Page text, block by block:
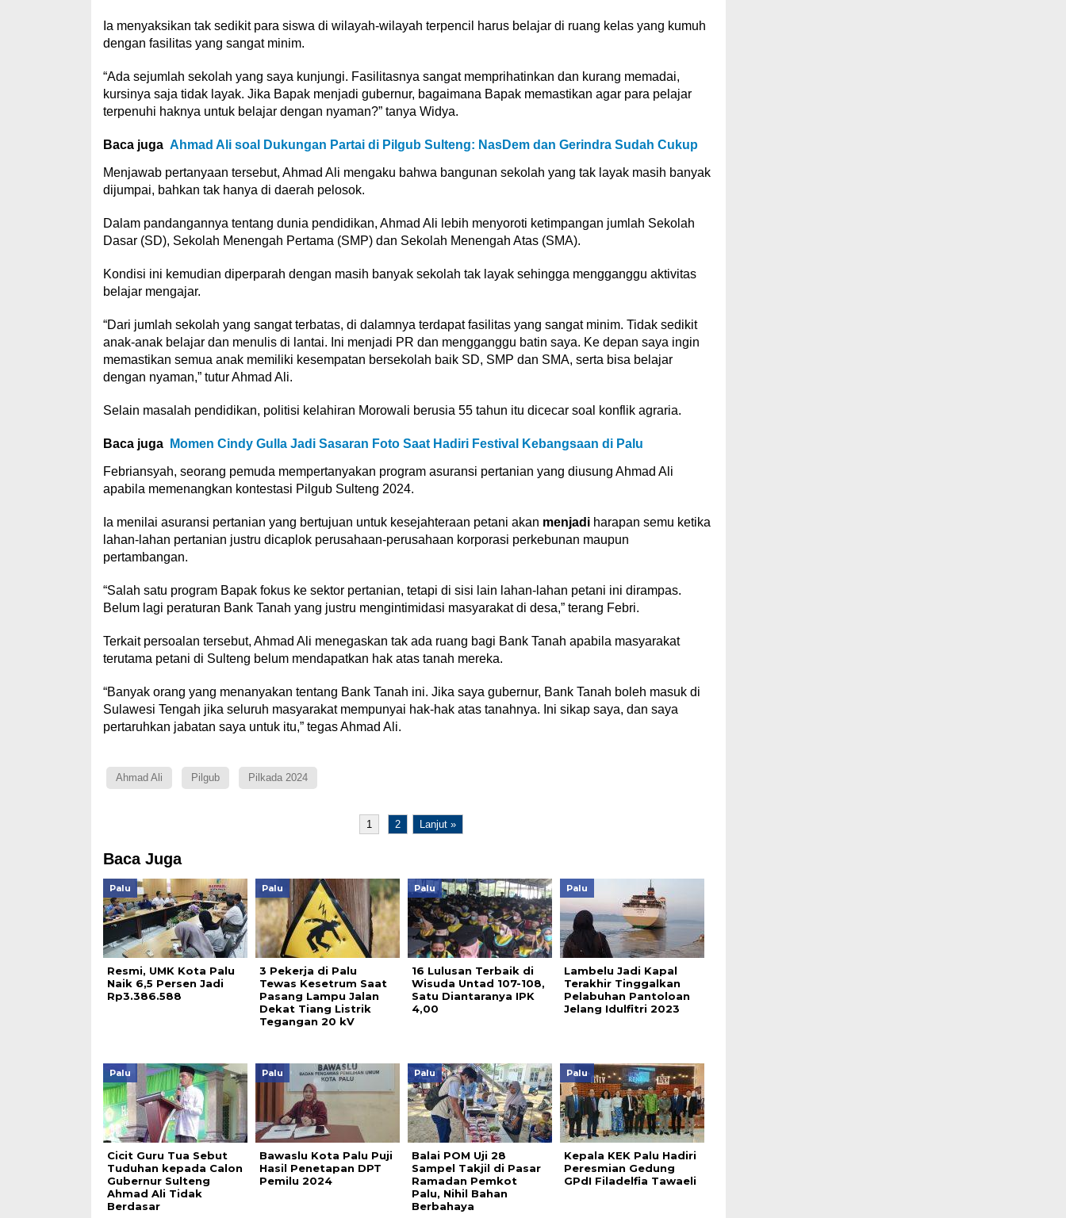
Ia menyaksikan tak sedikit para siswa di wilayah-wilayah terpencil harus belajar di ruang kelas yang kumuh
dengan fasilitas yang sangat minim.
“Ada sejumlah sekolah yang saya kunjungi. Fasilitasnya sangat memprihatinkan dan kurang memadai,
kursinya saja tidak layak. Jika Bapak menjadi gubernur, bagaimana Bapak memastikan agar para pelajar
terpenuhi haknya untuk belajar dengan nyaman?” tanya Widya.
Baca juga Ahmad Ali soal Dukungan Partai di Pilgub Sulteng: NasDem dan Gerindra Sudah Cukup
Menjawab pertanyaan tersebut, Ahmad Ali mengaku bahwa bangunan sekolah yang tak layak masih banyak
dijumpai, bahkan tak hanya di daerah pelosok.
Dalam pandangannya tentang dunia pendidikan, Ahmad Ali lebih menyoroti ketimpangan jumlah Sekolah
Dasar (SD), Sekolah Menengah Pertama (SMP) dan Sekolah Menengah Atas (SMA).
Kondisi ini kemudian diperparah dengan masih banyak sekolah tak layak sehingga mengganggu aktivitas
belajar mengajar.
“Dari jumlah sekolah yang sangat terbatas, di dalamnya terdapat fasilitas yang sangat minim. Tidak sedikit
anak-anak belajar dan menulis di lantai. Ini menjadi PR dan mengganggu batin saya. Ke depan saya ingin
memastikan semua anak memiliki kesempatan bersekolah baik SD, SMP dan SMA, serta bisa belajar
dengan nyaman,” tutur Ahmad Ali.
Selain masalah pendidikan, politisi kelahiran Morowali berusia 55 tahun itu dicecar soal konflik agraria.
Baca juga Momen Cindy Gulla Jadi Sasaran Foto Saat Hadiri Festival Kebangsaan di Palu
Febriansyah, seorang pemuda mempertanyakan program asuransi pertanian yang diusung Ahmad Ali
apabila memenangkan kontestasi Pilgub Sulteng 2024.
Ia menilai asuransi pertanian yang bertujuan untuk kesejahteraan petani akan menjadiharapan semu ketika
lahan-lahan pertanian justru dicaplok perusahaan-perusahaan korporasi perkebunan maupun
pertambangan.
“Salah satu program Bapak fokus ke sektor pertanian, tetapi di sisi lain lahan-lahan petani ini dirampas.
Belum lagi peraturan Bank Tanah yang justru mengintimidasi masyarakat di desa,” terang Febri.
Terkait persoalan tersebut, Ahmad Ali menegaskan tak ada ruang bagi Bank Tanah apabila masyarakat
terutama petani di Sulteng belum mendapatkan hak atas tanah mereka.
“Banyak orang yang menanyakan tentang Bank Tanah ini. Jika saya gubernur, Bank Tanah boleh masuk di
Sulawesi Tengah jika seluruh masyarakat mempunyai hak-hak atas tanahnya. Ini sikap saya, dan saya
pertaruhkan jabatan saya untuk itu,” tegas Ahmad Ali.
Ahmad Ali Pilgub Pilkada 2024
1 2 Lanjut »
Baca Juga
Palu
Resmi, UMK Kota Palu
Naik 6,5 Persen Jadi
Rp3.386.588
Palu
3 Pekerja di Palu
Tewas Kesetrum Saat
Pasang Lampu Jalan
Dekat Tiang Listrik
Tegangan 20 kV
Palu
16 Lulusan Terbaik di
Wisuda Untad 107-108,
Satu Diantaranya IPK
4,00
Palu
Lambelu Jadi Kapal
Terakhir Tinggalkan
Pelabuhan Pantoloan
Jelang Idulfitri 2023
Palu
Cicit Guru Tua Sebut
Tuduhan kepada Calon
Gubernur Sulteng
Ahmad Ali Tidak
Berdasar
Palu
Bawaslu Kota Palu Puji
Hasil Penetapan DPT
Pemilu 2024
Palu
Balai POM Uji 28
Sampel Takjil di Pasar
Ramadan Pemkot
Palu, Nihil Bahan
Berbahaya
Palu
Kepala KEK Palu Hadiri
Peresmian Gedung
GPdI Filadelfia Tawaeli